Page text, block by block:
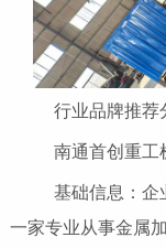
行业品牌推荐
南通首创重工
基础信息：企业
一家专业从事金属